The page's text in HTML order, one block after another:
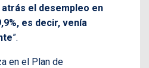
el desempleo en
es decir, venía
”.
en el Plan de